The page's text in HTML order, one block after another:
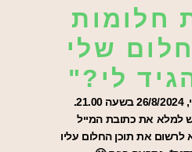
חלומות
שלי
לי?"
הסדנה תתקיים ביום שני, 26/8/2024 בשעה 21.00.
למלא את כתובת המייל
לרשום את תוכן החלום עליו